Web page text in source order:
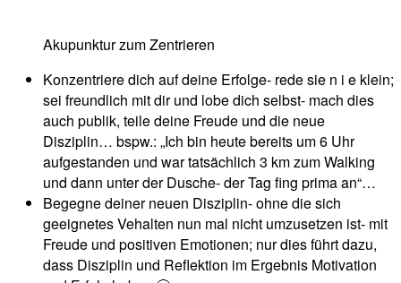
Akupunktur zum Zentrieren
Konzentriere dich auf deine Erfolge- rede sie n i e klein;
sei freundlich mit dir und lobe dich selbst- mach dies
auch publik, teile deine Freude und die neue
Disziplin… bspw.: „Ich bin heute bereits um 6 Uhr
aufgestanden und war tatsächlich 3 km zum Walking
und dann unter der Dusche- der Tag fing prima an“…
Begegne deiner neuen Disziplin- ohne die sich
geeignetes Vehalten nun mal nicht umzusetzen ist- mit
Freude und positiven Emotionen; nur dies führt dazu,
dass Disziplin und Reflektion im Ergebnis Motivation